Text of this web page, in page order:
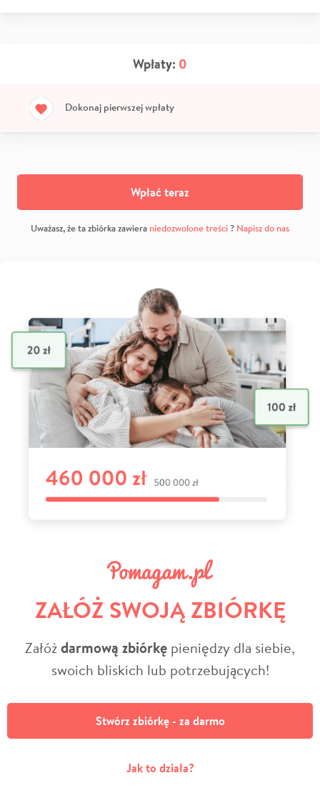
Wpłaty: 0
Dokonaj pierwszej wpłaty
Wpłać teraz
Uważasz, że ta zbiórka zawiera niedozwolone treści? Napisz do nas
ZAŁÓŻ SWOJĄ ZBIÓRKĘ
Załóżdarmową zbiórkę pieniędzy dla siebie,
swoich bliskich lub potrzebujących!
Stwórz zbiórkę - za darmo
Jak to działa?